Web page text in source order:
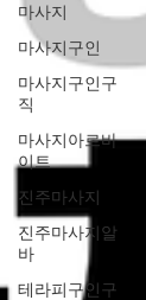
마사지
마사지구인
마사지구인구
직
마사지아르바
이트
진주마사지
진주마사지알
바
테라피구인구